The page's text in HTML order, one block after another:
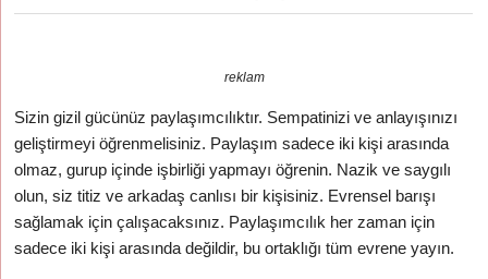
reklam
Sizin gizil gücünüz paylaşımcılıktır. Sempatinizi ve anlayışınızı
geliştirmeyi öğrenmelisiniz. Paylaşım sadece iki kişi arasında
olmaz, gurup içinde işbirliği yapmayı öğrenin. Nazik ve saygılı
olun, siz titiz ve arkadaş canlısı bir kişisiniz. Evrensel barışı
sağlamak için çalışacaksınız. Paylaşımcılık her zaman için
sadece iki kişi arasında değildir, bu ortaklığı tüm evrene yayın.